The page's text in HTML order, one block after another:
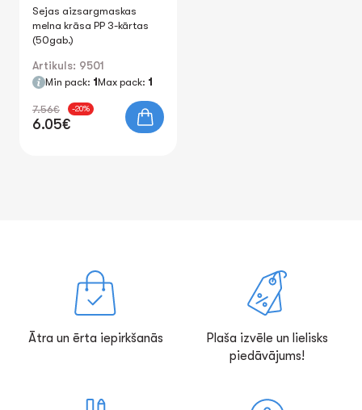
Sejas aizsargmaskas
melna krāsa PP 3-kārtas
(50gab.)
Artikuls: 9501
Min pack: 1Max pack: 1
7.56€ -20%
6.05€
Ātra un ērta iepirkšanās
Plaša izvēle un lielisks
piedāvājums!